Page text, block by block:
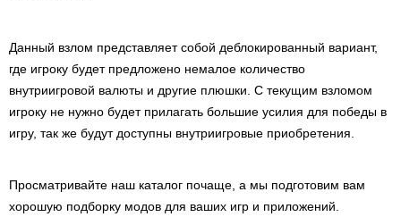
Данный взлом представляет собой деблокированный вариант,
где игроку будет предложено немалое количество
внутриигровой валюты и другие плюшки. С текущим взломом
игроку не нужно будет прилагать большие усилия для победы в
игру, так же будут доступны внутриигровые приобретения.
Просматривайте наш каталог почаще, а мы подготовим вам
хорошую подборку модов для ваших игр и приложений.